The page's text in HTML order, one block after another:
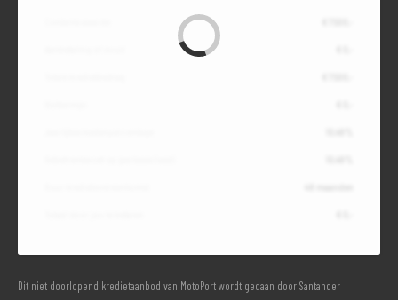
Dit niet doorlopend kredietaanbod van MotoPort wordt gedaan door Santander